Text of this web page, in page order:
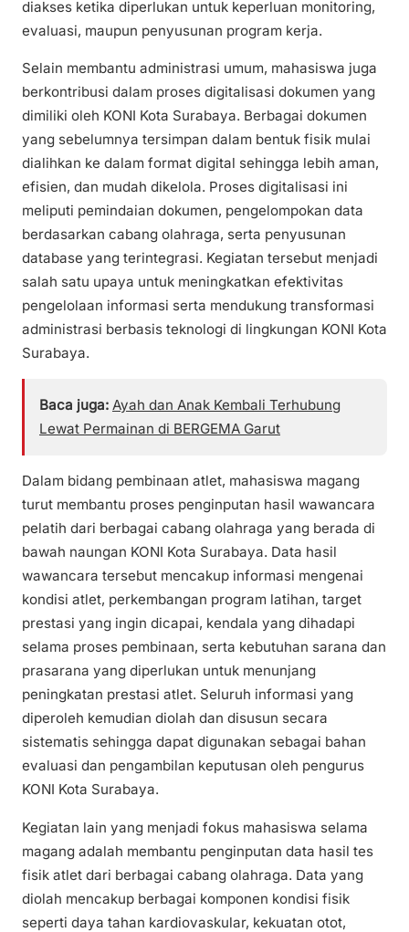
diakses ketika diperlukan untuk keperluan monitoring,
evaluasi, maupun penyusunan program kerja.
Selain membantu administrasi umum, mahasiswa juga
berkontribusi dalam proses digitalisasi dokumen yang
dimiliki oleh KONI Kota Surabaya. Berbagai dokumen
yang sebelumnya tersimpan dalam bentuk fisik mulai
dialihkan ke dalam format digital sehingga lebih aman,
efisien, dan mudah dikelola. Proses digitalisasi ini
meliputi pemindaian dokumen, pengelompokan data
berdasarkan cabang olahraga, serta penyusunan
database yang terintegrasi. Kegiatan tersebut menjadi
salah satu upaya untuk meningkatkan efektivitas
pengelolaan informasi serta mendukung transformasi
administrasi berbasis teknologi di lingkungan KONI Kota
Surabaya.
Baca juga: Ayah dan Anak Kembali Terhubung
Lewat Permainan di BERGEMA Garut
Dalam bidang pembinaan atlet, mahasiswa magang
turut membantu proses penginputan hasil wawancara
pelatih dari berbagai cabang olahraga yang berada di
bawah naungan KONI Kota Surabaya. Data hasil
wawancara tersebut mencakup informasi mengenai
kondisi atlet, perkembangan program latihan, target
prestasi yang ingin dicapai, kendala yang dihadapi
selama proses pembinaan, serta kebutuhan sarana dan
prasarana yang diperlukan untuk menunjang
peningkatan prestasi atlet. Seluruh informasi yang
diperoleh kemudian diolah dan disusun secara
sistematis sehingga dapat digunakan sebagai bahan
evaluasi dan pengambilan keputusan oleh pengurus
KONI Kota Surabaya.
Kegiatan lain yang menjadi fokus mahasiswa selama
magang adalah membantu penginputan data hasil tes
fisik atlet dari berbagai cabang olahraga. Data yang
diolah mencakup berbagai komponen kondisi fisik
seperti daya tahan kardiovaskular, kekuatan otot,